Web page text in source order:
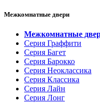
Межкомнатные двери
Межкомнатные
Серия Граффити
Серия Багет
Серия Барокко
Серия Неоклассика
Серия Классика
Серия Лайн
Серия Лонг